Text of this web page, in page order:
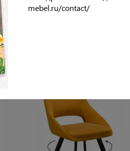
mebel.ru/contact/